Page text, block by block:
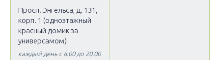
Просп. Энгельса, д. 131,
корп. 1 (одноэтажный
красный домик за
универсамом)
каждый день с 8.00 до 20.00